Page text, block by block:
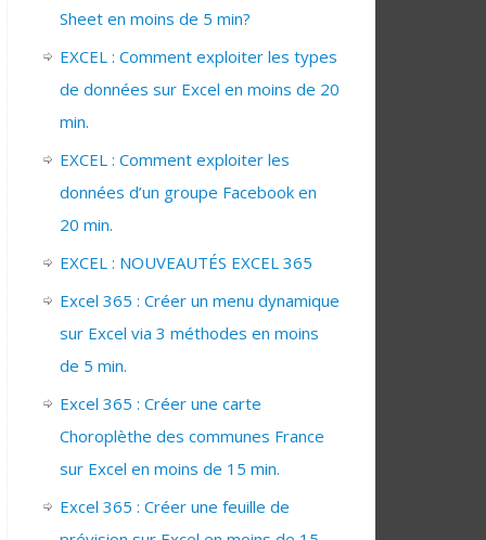
Sheet en moins de 5 min?
EXCEL : Comment exploiter les types
de données sur Excel en moins de 20
min.
EXCEL : Comment exploiter les
données d’un groupe Facebook en
20 min.
EXCEL : NOUVEAUTÉS EXCEL 365
Excel 365 : Créer un menu dynamique
sur Excel via 3 méthodes en moins
de 5 min.
Excel 365 : Créer une carte
Choroplèthe des communes France
sur Excel en moins de 15 min.
Excel 365 : Créer une feuille de